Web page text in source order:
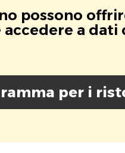
possono
a
per i